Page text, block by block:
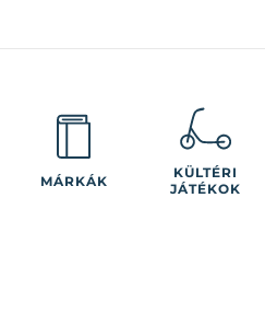
MÁRKÁK
KÜLTÉRI
JÁTÉKOK